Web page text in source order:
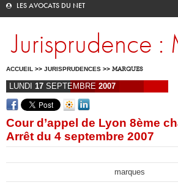
LES AVOCATS DU NET
Jurisprudence :
ACCUEIL >> JURISPRUDENCES >> MARQUES
LUNDI 17 SEPTEMBRE 2007
Cour d’appel de Lyon 8ème
Arrêt du 4 septembre 2007
marques